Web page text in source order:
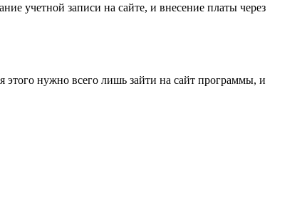
учетной записи на сайте, и внесение платы через
нужно всего лишь зайти на сайт программы, и